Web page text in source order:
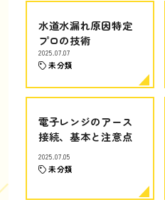
水道水漏れ原因特定
プロの技術
2025.07.07
未分類
電子レンジのアース
接続、基本と注意点
2025.07.05
未分類